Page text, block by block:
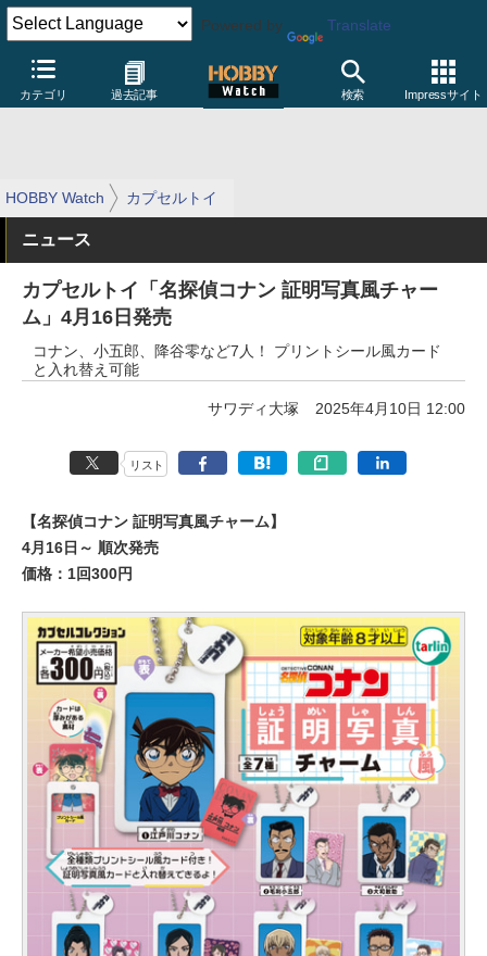
Powered by Translate
カテゴリ 過去記事 検索 Impressサイト
HOBBY Watch カプセルトイ
ニュース
カプセルトイ「名探偵コナン 証明写真風チャー
ム」4月16日発売
コナン、小五郎、降谷零など7人！ プリントシール風カード
と入れ替え可能
サワディ大塚 2025年4月10日 12:00
リスト
【名探偵コナン 証明写真風チャーム】
4月16日～ 順次発売
価格：1回300円